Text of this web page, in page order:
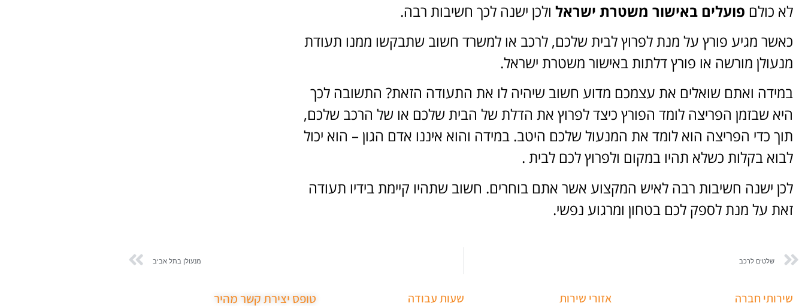
לא כולם פועלים באישור משטרת ישראל ולכן ישנה לכך חשיבות רבה.
כאשר מגיע פורץ על מנת לפרוץ לבית שלכם, לרכב או למשרד חשוב שתבקשו ממנו תעודת
מנעולן מורשה או פורץ דלתות באישור משטרת ישראל.
במידה ואתם שואלים את עצמכם מדוע חשוב שיהיה לו את התעודה הזאת? התשובה לכך
היא שבזמן הפריצה לומד הפורץ כיצד לפרוץ את הדלת של הבית שלכם או של הרכב שלכם,
תוך כדי הפריצה הוא לומד את המנעול שלכם היטב. במידה והוא איננו אדם הגון – הוא יכול
לבוא בקלות כשלא תהיו במקום ולפרוץ לכם לבית .
לכן ישנה חשיבות רבה לאיש המקצוע אשר אתם בוחרים. חשוב שתהיו קיימת בידיו תעודה
זאת על מנת לספק לכם בטחון ומרגוע נפשי.
שלטים לרכב מנעולן בתל אביב
שירותי חברה אזורי שירות שעות עבודה טופס יצירת קשר מהיר